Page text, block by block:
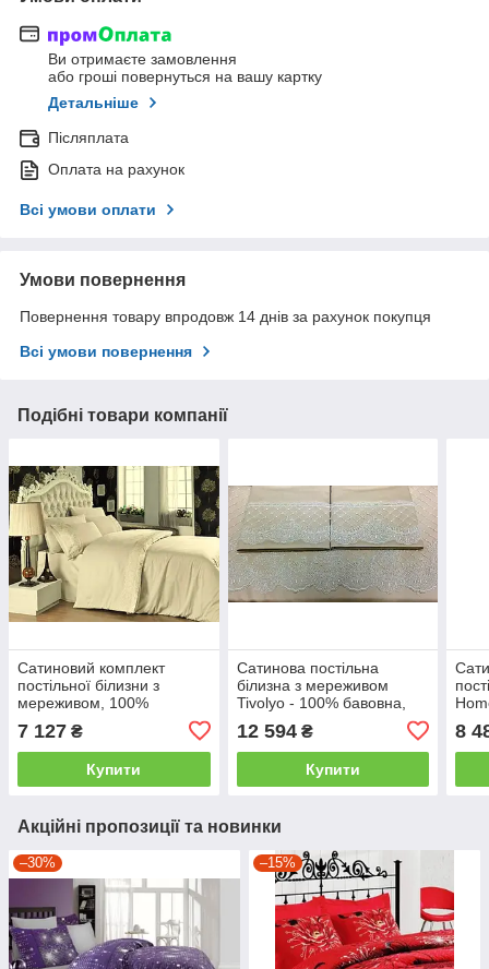
Ви отримаєте замовлення
або гроші повернуться на вашу картку
Детальніше
Післяплата
Оплата на рахунок
Всі умови оплати
Умови повернення
Повернення товару впродовж 14 днів за рахунок покупця
Всі умови повернення
Подібні товари компанії
Сатиновий комплект
постільної білизни з
мереживом, 100%
двоспальний - євро,
бежевий
7 127 ₴
Купити
Сатинова постільна
білизна з мереживом
Tivolyo - 100% бавовна,
Туреччина двоспальний -
євро, Бежевый
12 594₴
Купити
8
Акційні пропозиції та новинки
–30% –15%